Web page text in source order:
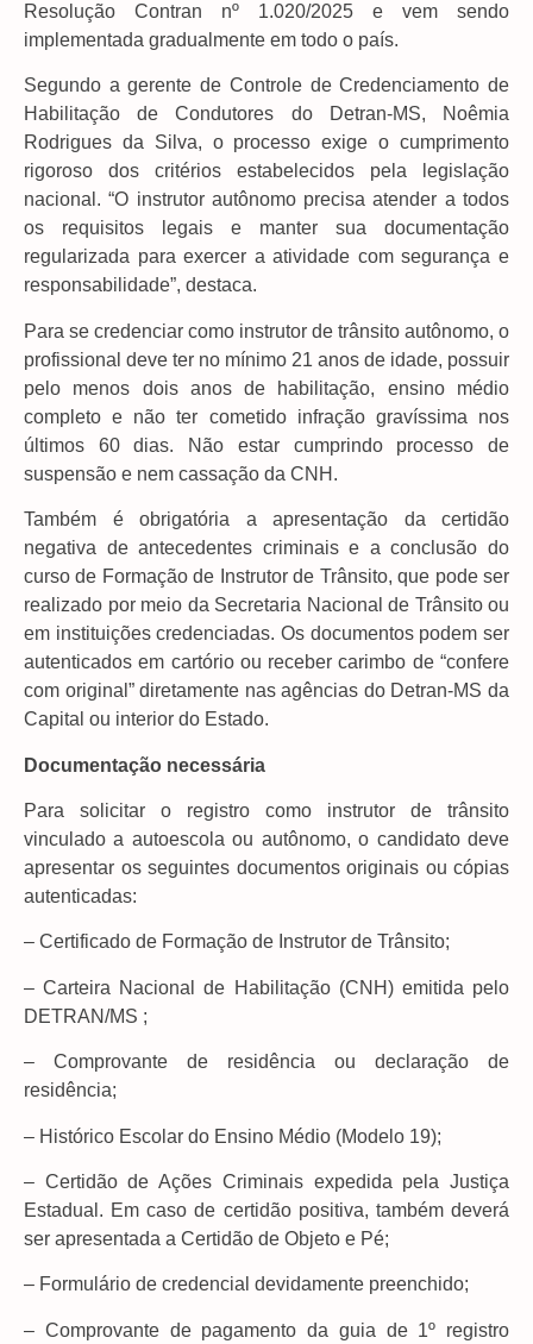
Resolução Contran nº 1.020/2025 e vem sendo
implementada gradualmente em todo o país.
Segundo a gerente de Controle de Credenciamento de
Habilitação de Condutores do Detran-MS, Noêmia
Rodrigues da Silva, o processo exige o cumprimento
rigoroso dos critérios estabelecidos pela legislação
nacional. “O instrutor autônomo precisa atender a todos
os requisitos legais e manter sua documentação
regularizada para exercer a atividade com segurança e
responsabilidade”, destaca.
Para se credenciar como instrutor de trânsito autônomo, o
profissional deve ter no mínimo 21 anos de idade, possuir
pelo menos dois anos de habilitação, ensino médio
completo e não ter cometido infração gravíssima nos
últimos 60 dias. Não estar cumprindo processo de
suspensão e nem cassação da CNH.
Também é obrigatória a apresentação da certidão
negativa de antecedentes criminais e a conclusão do
curso de Formação de Instrutor de Trânsito, que pode ser
realizado por meio da Secretaria Nacional de Trânsito ou
em instituições credenciadas. Os documentos podem ser
autenticados em cartório ou receber carimbo de “confere
com original” diretamente nas agências do Detran-MS da
Capital ou interior do Estado.
Documentação necessária
Para solicitar o registro como instrutor de trânsito
vinculado a autoescola ou autônomo, o candidato deve
apresentar os seguintes documentos originais ou cópias
autenticadas:
– Certificado de Formação de Instrutor de Trânsito;
– Carteira Nacional de Habilitação (CNH) emitida pelo
DETRAN/MS ;
– Comprovante de residência ou declaração de
residência;
– Histórico Escolar do Ensino Médio (Modelo 19);
– Certidão de Ações Criminais expedida pela Justiça
Estadual. Em caso de certidão positiva, também deverá
ser apresentada a Certidão de Objeto e Pé;
– Formulário de credencial devidamente preenchido;
– Comprovante de pagamento da guia de 1º registro